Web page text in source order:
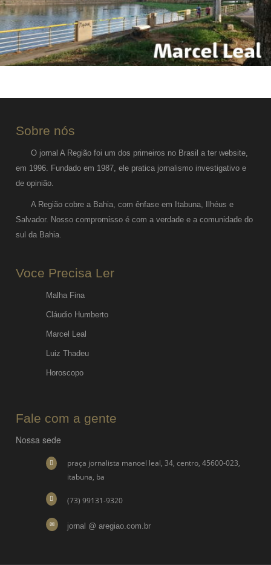
Sobre nós
O jornal A Região foi um dos primeiros no Brasil a ter website,
em 1996. Fundado em 1987, ele pratica jornalismo investigativo e
de opinião.
A Região cobre a Bahia, com ênfase em Itabuna, Ilhéus e
Salvador. Nosso compromisso é com a verdade e a comunidade do
sul da Bahia.
Voce Precisa Ler
Malha Fina
Cláudio Humberto
Marcel Leal
Luiz Thadeu
Horoscopo
Fale com a gente
Nossa sede
praça jornalista manoel leal, 34, centro, 45600-023,
itabuna, ba
(73) 99131-9320
jornal @ aregiao.com.br